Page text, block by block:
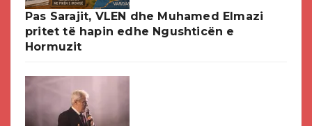
Pas Sarajit, VLEN dhe Muhamed Elmazi
pritet të hapin edhe Ngushticën e
Hormuzit